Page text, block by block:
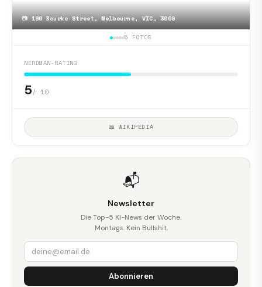
📷190 Bourke Street, Melbourne, VIC, 3000
5 FOTOS
NERDMAN-RATING
5/ 10
📖 WIKIPEDIA
📬
Newsletter
Die Top-5 KI-News der Woche.
Montags. Kein Bullshit.
Abonnieren